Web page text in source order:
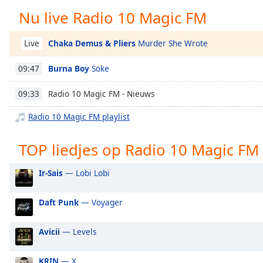
Chapters
Descriptions
descriptions
off,
selected
Subtitles
subtitles
settings,
opens
subtitles
dialog
subtitles
off
selected
Nu live Radio 10 Magic FM
Live Chaka Demus & Pliers Murder She Wrote
09:47 Burna Boy Soke
09:33 Radio 10 Magic FM - Nieuws
Radio 10 Magic FM playlist
TOP liedjes op Radio 10 Magic FM
Ir-Sais — Lobi Lobi
Daft Punk— Voyager
Avicii — Levels